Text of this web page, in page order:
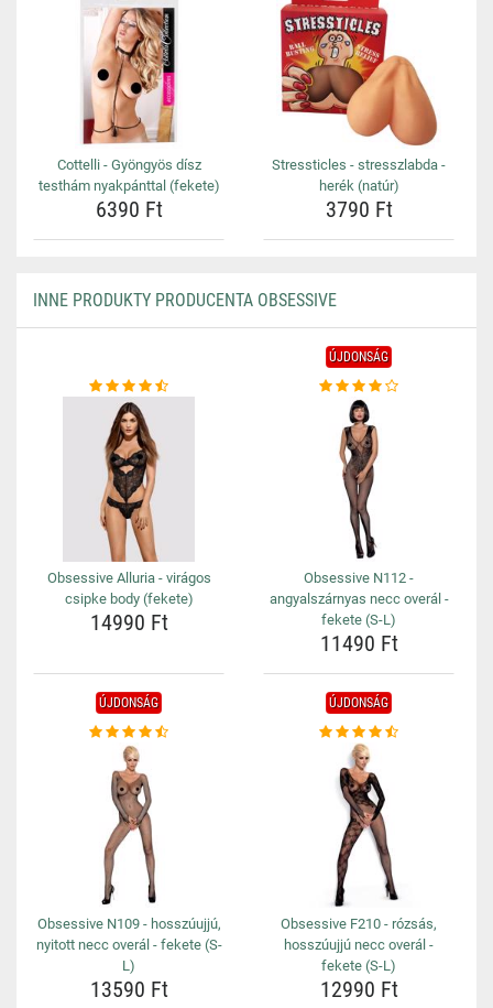
Cottelli - Gyöngyös dísz
testhám nyakpánttal (fekete)
6390 Ft
Stressticles - stresszlabda -
herék (natúr)
3790 Ft
INNE PRODUKTY PRODUCENTA OBSESSIVE
Obsessive Alluria - virágos
csipke body (fekete)
14990 Ft
ÚJDONSÁG
Obsessive N112 -
angyalszárnyas necc overál -
fekete (S-L)
11490 Ft
ÚJDONSÁG
Obsessive N109 - hosszúujjú,
nyitott necc overál - fekete (S-
L)
13590 Ft
ÚJDONSÁG
Obsessive F210 - rózsás,
hosszúujjú necc overál -
fekete (S-L)
12990 Ft